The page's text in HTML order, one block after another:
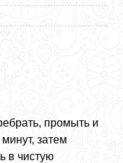
промыть и
затем
в чистую